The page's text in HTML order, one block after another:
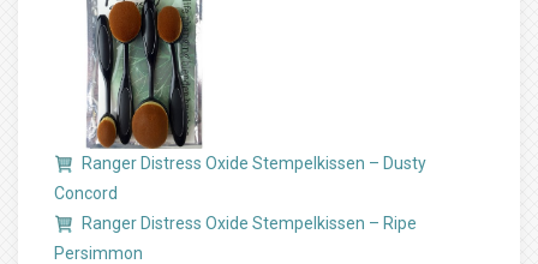
Ranger Distress Oxide Stempelkissen – Dusty
Concord
Ranger Distress Oxide Stempelkissen – Ripe
Persimmon